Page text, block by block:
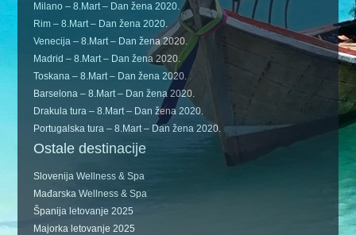
Milano – 8.Mart – Dan žena 2020.
Rim – 8.Mart – Dan žena 2020.
Venecija – 8.Mart – Dan žena 2020.
Madrid – 8.Mart – Dan žena 2020.
Toskana – 8.Mart – Dan žena 2020.
Barselona – 8.Mart – Dan žena 2020.
Drakula tura – 8.Mart – Dan žena 2020.
Portugalska tura – 8.Mart – Dan žena 2020.
Ostale destinacije
Slovenija Wellness & Spa
Mađarska Wellness & Spa
Španija letovanje 2025
Majorka letovanje 2025